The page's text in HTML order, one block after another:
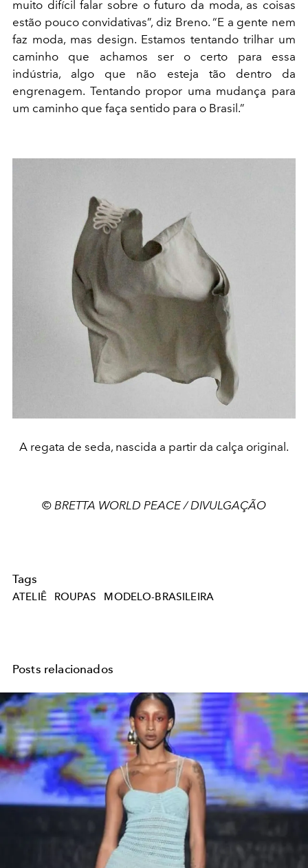
muito difícil falar sobre o futuro da moda, as coisas
estão pouco convidativas”, diz Breno. “E a gente nem
faz moda, mas design. Estamos tentando trilhar um
caminho que achamos ser o certo para essa
indústria, algo que não esteja tão dentro da
engrenagem. Tentando propor uma mudança para
um caminho que faça sentido para o Brasil.”
A regata de seda, nascida a partir da calça original.
© BRETTA WORLD PEACE / DIVULGAÇÃO
Tags
ATELIÊ ROUPAS MODELO-BRASILEIRA
Posts relacionados